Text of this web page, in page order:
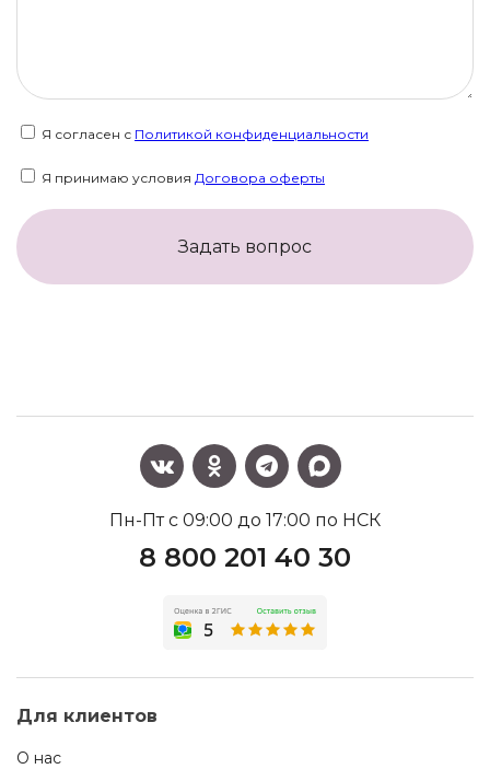
Я согласен с Политикой конфиденциальности
Я принимаю условия Договора оферты
Задать вопрос
Пн-Пт с 09:00 до 17:00 по НСК
8 800 201 40 30
Для клиентов
О нас